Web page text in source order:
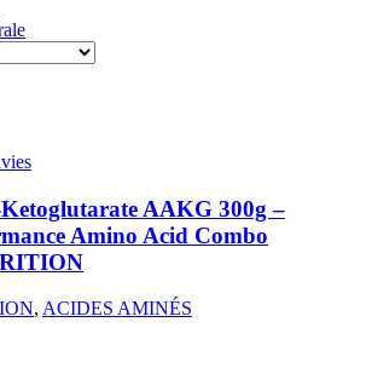
AAKG 300g –
Amino Acid Combo
, ACIDES AMINÉS